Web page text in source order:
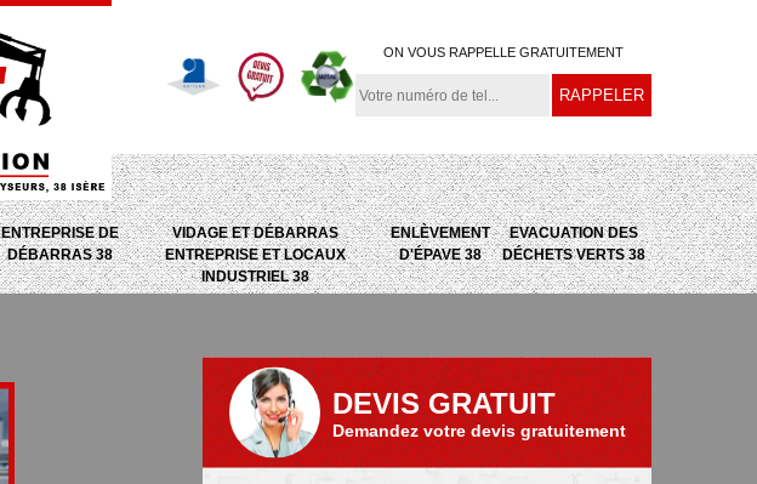
ON VOUS RAPPELLE GRATUITEMENT
ENTREPRISE DE
DÉBARRAS 38
VIDAGE ET DÉBARRAS
ENTREPRISE ET LOCAUX
INDUSTRIEL 38
ENLÈVEMENT
D'ÉPAVE 38
EVACUATION DES
DÉCHETS VERTS 38
Entreprise de
Evacuation des
DEVIS GRATUIT
Demandez votre devis gratuitement